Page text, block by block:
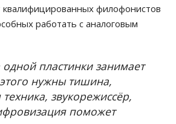
квалифицированных филофонистов
работать с аналоговым
пластинки занимает
нужны тишина,
звукорежиссёр,
поможет